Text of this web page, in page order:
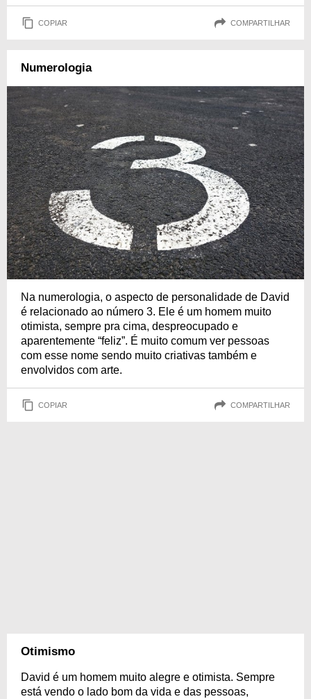
COPIAR COMPARTILHAR
Numerologia
Na numerologia, o aspecto de personalidade de David
é relacionado ao número 3. Ele é um homem muito
otimista, sempre pra cima, despreocupado e
aparentemente “feliz”. É muito comum ver pessoas
com esse nome sendo muito criativas também e
envolvidos com arte.
COPIAR COMPARTILHAR
Otimismo
David é um homem muito alegre e otimista. Sempre
está vendo o lado bom da vida e das pessoas,